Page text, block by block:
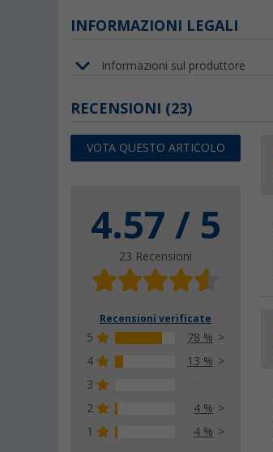
INFORMAZIONI LEGALI
Informazioni sul produttore
RECENSIONI (23)
VOTA QUESTO ARTICOLO
4.57 / 5
23 Recensioni
Recensioni verificate
5
78 %
4
13 %
3
2
4 %
1
4 %